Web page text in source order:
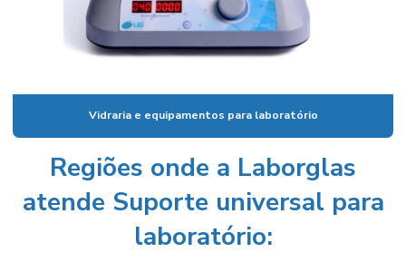
Condutivimetro de bancada
Condutivímetro de bancada preço
Condutivimetro portátil preço
Cone imhoff graduado
Vidraria e equipamentos para laboratório
Regiões onde a Laborglas
atende Suporte universal para
laboratório: